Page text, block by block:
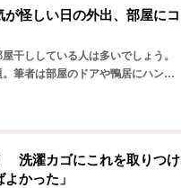
怪しい日の外出、部屋にコ
干ししている人は多いでしょう。
筆者は部屋のドアや鴨居にハンガ
洗濯カゴにこれを取りつけ
かった」